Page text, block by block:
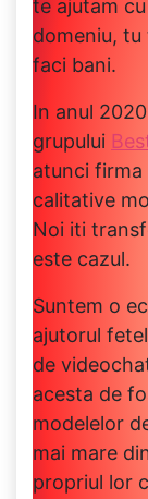
te ajutam
domeniu, tu
faci bani.
In anul
grupului
atunci
calitative
Noi iti
este cazul.
Suntem o
ajutorul
de
acesta de
modelelor
mai mare
propriul lor